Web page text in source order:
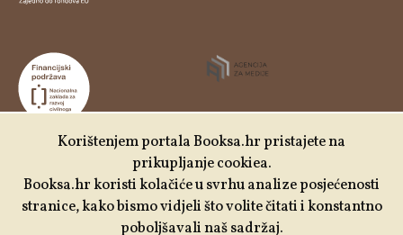
Udruga Kulturtreger je korisnik institucionalne podrške
Nacionalne zaklade za razvoj civilnoga društva za
stabilizaciju i/ili razvoj udruge u području demokratizacije i
Korištenjem portala Booksa.hr pristajete na
prikupljanje cookiea.
Booksa.hr koristi kolačiće u svrhu analize posjećenosti
stranice, kako bismo vidjeli što volite čitati i konstantno
poboljšavali naš sadržaj.